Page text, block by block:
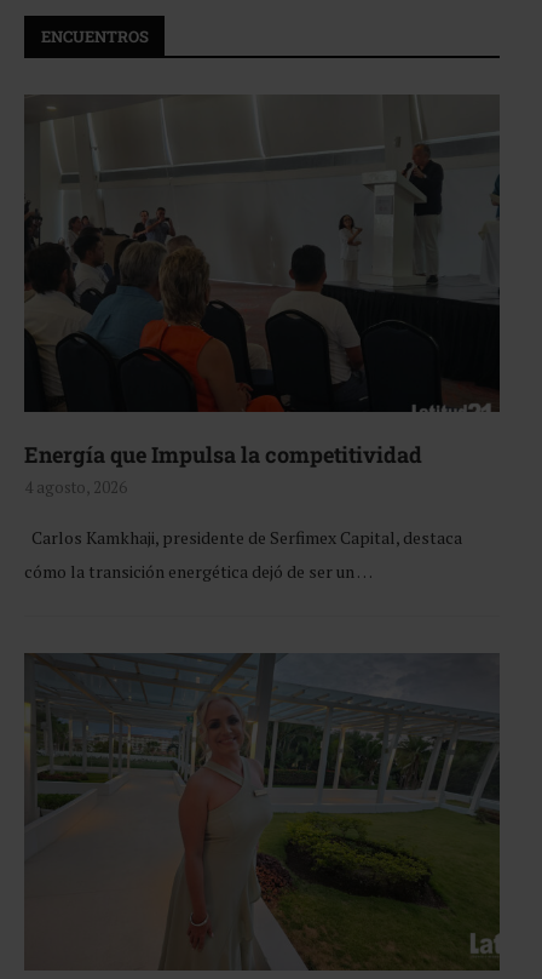
ENCUENTROS
Energía que Impulsa la competitividad
4 agosto, 2026
Carlos Kamkhaji, presidente de Serfimex Capital, destaca
cómo la transición energética dejó de ser un …